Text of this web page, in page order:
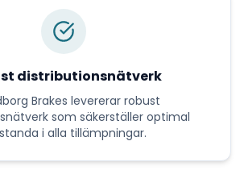
distributionsnätverk
Brakes levererar robust
som säkerställer optimal
i alla tillämpningar.